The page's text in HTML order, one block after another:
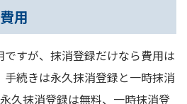
用
すが、抹消登録だけなら費用は
続きは永久抹消登録と一時抹消
久抹消登録は無料、一時抹消登